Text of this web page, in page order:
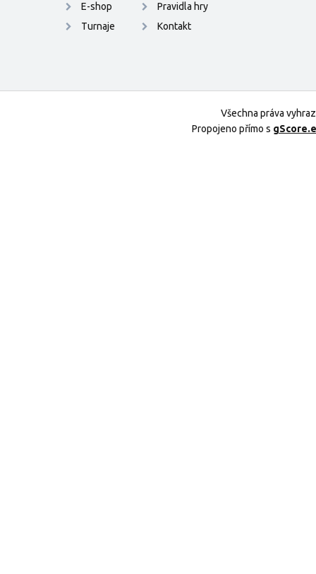
E-shop
Turnaje
Pravidla hry
Kontakt
Všechna práva
Propojeno přímo s